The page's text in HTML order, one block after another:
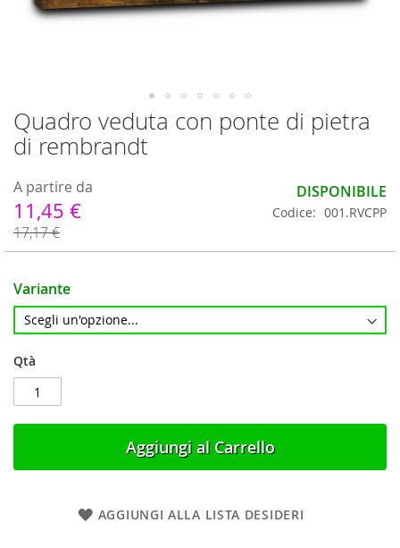
Vai
all'inizio
della
di
immagini
Quadro veduta con ponte di pietra
di rembrandt
A partire da
11,45 €
17,17 €
DISPONIBILE
Codice 001.RVCPP
Variante
Qtà
Aggiungi al Carrello
AGGIUNGI ALLA LISTA DESIDERI